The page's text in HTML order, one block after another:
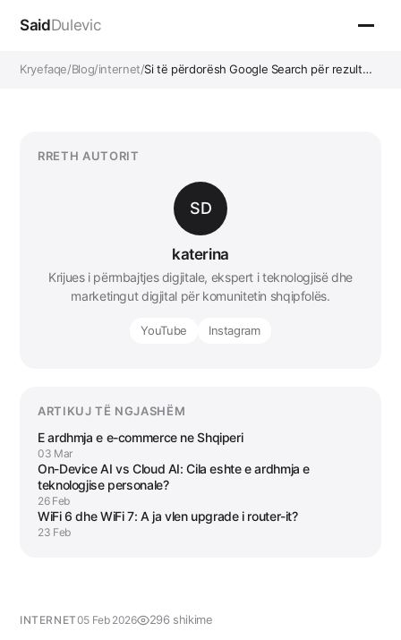
SaidDulevic
Kryefaqe/Blog/internet/Si të përdorësh Google Search për rezult…
INTERNET05 Feb 2026 296 shikime
RRETH AUTORIT
SD
katerina
Krijues i përmbajtjes digjitale, ekspert i teknologjisë dhe
marketingut digjital për komunitetin shqipfolës.
YouTube Instagram
ARTIKUJ TË NGJASHËM
E ardhmja e e-commerce ne Shqiperi
03 Mar
On-Device AI vs Cloud AI: Cila eshte e ardhmja e
teknologjise personale?
26 Feb
WiFi 6 dhe WiFi 7: A ja vlen upgrade i router-it?
23 Feb